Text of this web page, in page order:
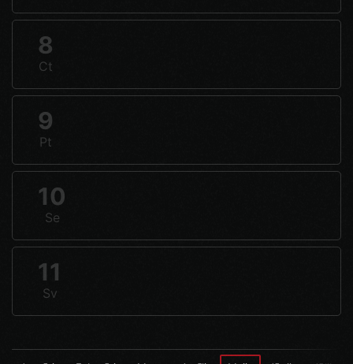
8
Ct
9
Pt
10
Se
11
Sv